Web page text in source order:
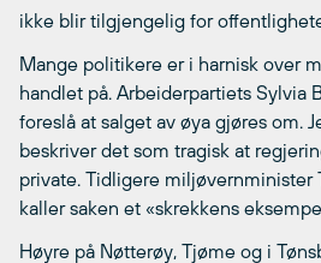
ikke blir tilgjengelig for
Mange politikere er i harnisk over
handlet på. Arbeiderpartiets Sylvia
foreslå at salget av øya gjøres om.
beskriver det som tragisk at
private. Tidligere miljøvernminister
kaller saken et «skrekkens
Høyre på Nøtterøy, Tjøme og i